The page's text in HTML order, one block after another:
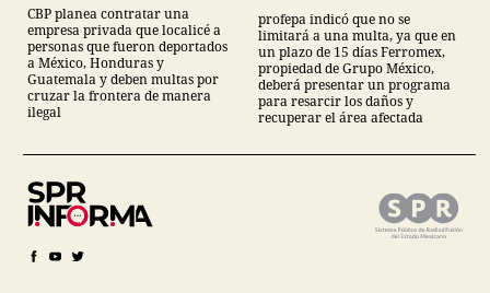
CBP planea contratar una
empresa privada que localicé a
personas que fueron deportados
a México, Honduras y
Guatemala y deben multas por
cruzar la frontera de manera
ilegal
profepa indicó que no se
limitará a una multa, ya que en
un plazo de 15 días Ferromex,
propiedad de Grupo México,
deberá presentar un programa
para resarcir los daños y
recuperar el área afectada